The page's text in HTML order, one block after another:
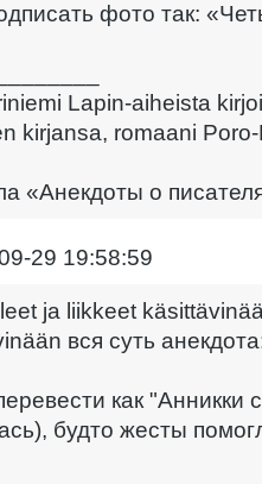
фото так:
Lapin-aiheista
kirjansa, romaani
«Анекдоты о
29 19:58:59
ja liikkeet
вся суть
как "Анникки
будто жесты